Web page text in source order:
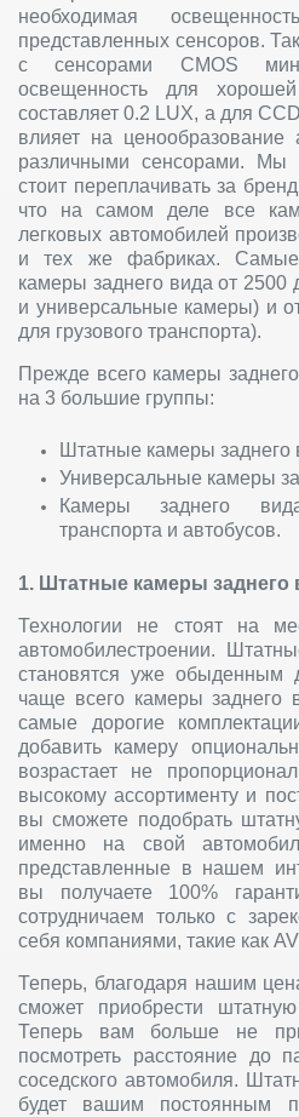
необходимая
представленных сенсоров.
с сенсорами CMOS
освещенность для
составляет 0.2 LUX, а для
влияет на
различными сенсорами. Мы
стоит переплачивать за
что на самом деле все
легковых автомобилей
и тех же фабриках.
камеры заднего вида от 2500
и универсальные камеры) и
для грузового транспорта).
Прежде всего камеры
на 3 большие группы:
Штатные камеры заднего
Универсальные камеры
Камеры заднего
транспорта и автобусов.
1. Штатные камеры заднего
Технологии не стоят на
автомобилестроении.
становятся уже обыденным
чаще всего камеры заднего
самые дорогие
добавить камеру
возрастает не
высокому ассортименту и
вы сможете подобрать
именно на свой
представленные в нашем
вы получаете 100%
сотрудничаем только с
себя компаниями, такие как
Теперь, благодаря нашим
сможет приобрести
Теперь вам больше не
посмотреть расстояние до
соседского автомобиля.
будет вашим постоянным